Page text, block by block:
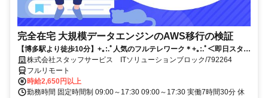
完全在宅 大規模データエンジンのAWS移行の検証
【博多駅より徒歩10分】+｡:.ﾟ人気のフルテレワーク＊+｡:.ﾟ＜即日スター
トのお仕事です！＞ご応募お待ちしております！！
株式会社スタッフサービス ITソリューションブロック/792264
フルリモート
時給2,650円以上
勤務時間 固定時間制 09:00～17:30 09:00～17:30 実働7時間30分 休